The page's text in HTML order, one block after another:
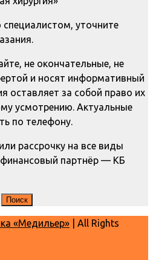
специалистом, уточните
не окончательные, не
и носят информативный
оставляет за собой право их
усмотрению. Актуальные
по телефону.
рассрочку на все виды
финансовый партнёр — КБ
«Медильер» | All Rights